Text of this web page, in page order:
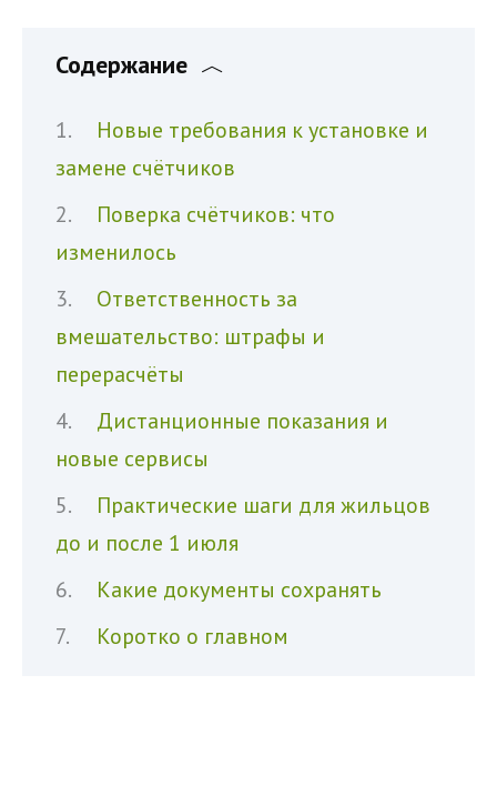
Содержание
Новые требования к установке и
замене счётчиков
Поверка счётчиков: что
изменилось
Ответственность за
вмешательство: штрафы и
перерасчёты
Дистанционные показания и
новые сервисы
Практические шаги для жильцов
до и после 1 июля
Какие документы сохранять
Коротко о главном